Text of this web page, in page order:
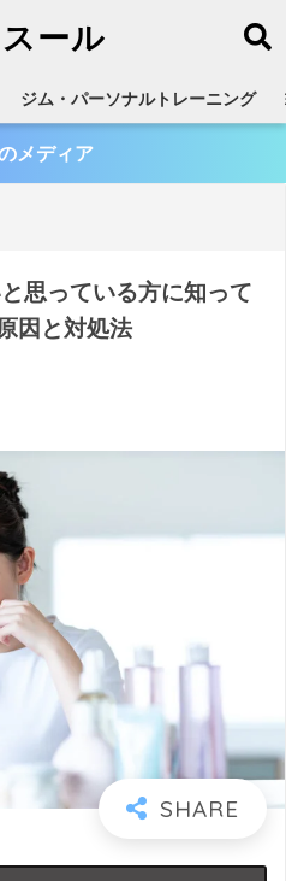
ール
ジム・パーソナルトレーニング
メディア
思っている方に知って
因と対処法